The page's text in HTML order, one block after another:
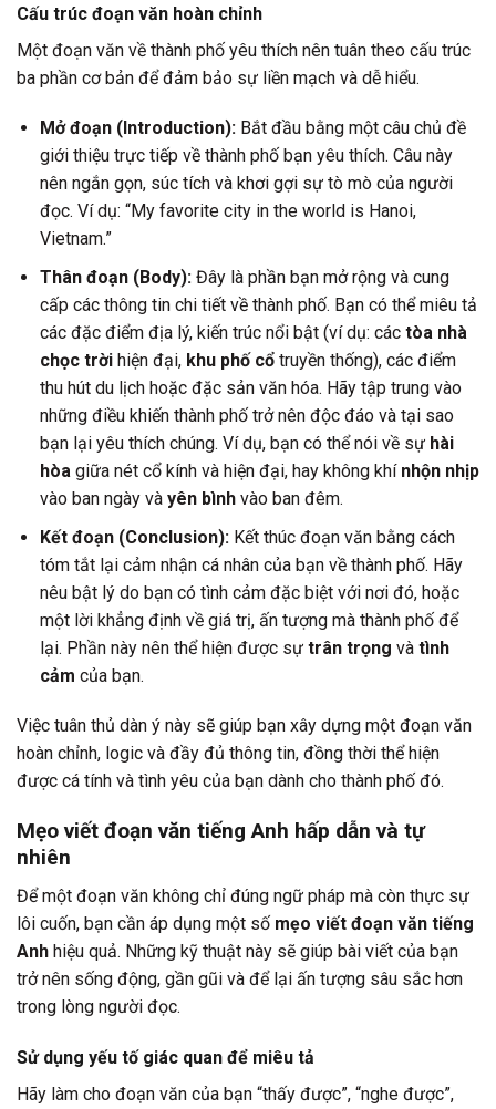
Cấu trúc đoạn văn hoàn chỉnh
Một đoạn văn về thành phố yêu thích nên tuân theo cấu trúc
ba phần cơ bản để đảm bảo sự liền mạch và dễ hiểu.
Mở đoạn (Introduction):Bắt đầu bằng một câu chủ đề
giới thiệu trực tiếp về thành phố bạn yêu thích. Câu này
nên ngắn gọn, súc tích và khơi gợi sự tò mò của người
đọc. Ví dụ: “My favorite city in the world is Hanoi,
Vietnam.”
Thân đoạn (Body):Đây là phần bạn mở rộng và cung
cấp các thông tin chi tiết về thành phố. Bạn có thể miêu tả
các đặc điểm địa lý, kiến trúc nổi bật (ví dụ: các tòa nhà
chọc trờihiện đại, khu phố cổtruyền thống), các điểm
thu hút du lịch hoặc đặc sản văn hóa. Hãy tập trung vào
những điều khiến thành phố trở nên độc đáo và tại sao
bạn lại yêu thích chúng. Ví dụ, bạn có thể nói về sự hài
hòagiữa nét cổ kính và hiện đại, hay không khí nhộn nhịp
vào ban ngày và yên bìnhvào ban đêm.
Kết đoạn (Conclusion):Kết thúc đoạn văn bằng cách
tóm tắt lại cảm nhận cá nhân của bạn về thành phố. Hãy
nêu bật lý do bạn có tình cảm đặc biệt với nơi đó, hoặc
một lời khẳng định về giá trị, ấn tượng mà thành phố để
lại. Phần này nên thể hiện được sự trân trọng và tình
cảm của bạn.
Việc tuân thủ dàn ý này sẽ giúp bạn xây dựng một đoạn văn
hoàn chỉnh, logic và đầy đủ thông tin, đồng thời thể hiện
được cá tính và tình yêu của bạn dành cho thành phố đó.
Mẹo viết đoạn văn tiếng Anh hấp dẫn và tự
nhiên
Để một đoạn văn không chỉ đúng ngữ pháp mà còn thực sự
lôi cuốn, bạn cần áp dụng một số mẹo viết đoạn văn tiếng
Anh hiệu quả. Những kỹ thuật này sẽ giúp bài viết của bạn
trở nên sống động, gần gũi và để lại ấn tượng sâu sắc hơn
trong lòng người đọc.
Sử dụng yếu tố giác quan để miêu tả
Hãy làm cho đoạn văn của bạn “thấy được”, “nghe được”,